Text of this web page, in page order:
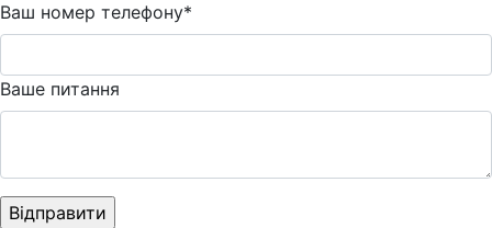
Ваш номер телефону*
Ваше питання